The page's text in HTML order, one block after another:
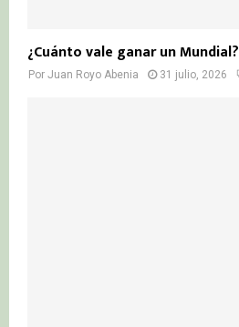
¿Cuánto vale ganar un Mundial?
Por Juan Royo Abenia 31 julio, 2026